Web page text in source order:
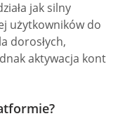
jak silny
użytkowników do
dorosłych,
aktywacja kont